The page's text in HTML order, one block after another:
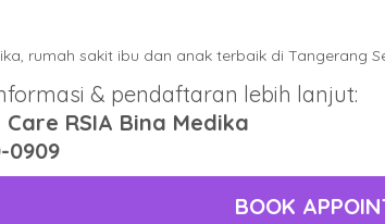
rumah sakit ibu dan anak terbaik di Tangerang
& pendaftaran lebih lanjut:
RSIA Bina Medika
0909
BOOK